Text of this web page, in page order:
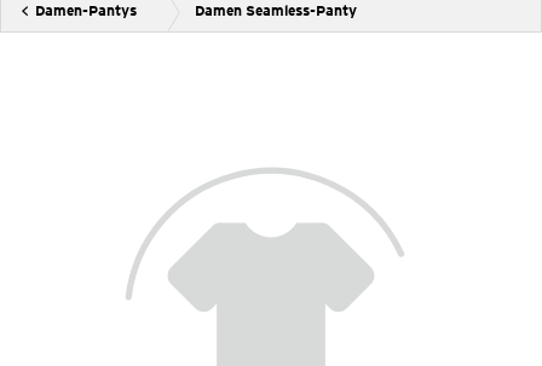
Damen-Pantys Damen Seamless-Panty